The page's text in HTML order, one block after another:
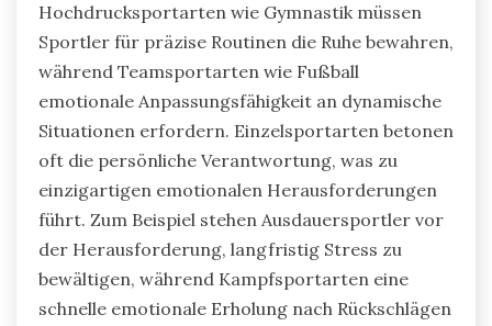
Hochdrucksportarten wie Gymnastik müssen
Sportler für präzise Routinen die Ruhe bewahren,
während Teamsportarten wie Fußball
emotionale Anpassungsfähigkeit an dynamische
Situationen erfordern. Einzelsportarten betonen
oft die persönliche Verantwortung, was zu
einzigartigen emotionalen Herausforderungen
führt. Zum Beispiel stehen Ausdauersportler vor
der Herausforderung, langfristig Stress zu
bewältigen, während Kampfsportarten eine
schnelle emotionale Erholung nach Rückschlägen